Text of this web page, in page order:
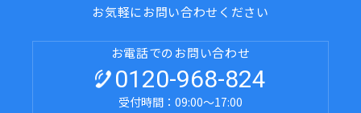
お気軽にお問い合わせください
お電話でのお問い合わせ
0120-968-824
受付時間：09:00～17:00